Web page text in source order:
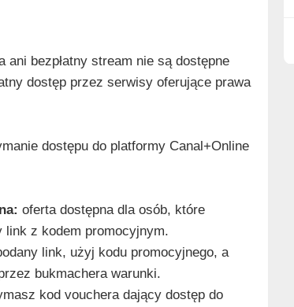
bezpłatny stream nie są dostępne
dostęp przez serwisy oferujące prawa
dostępu do platformy Canal+Online
oferta dostępna dla osób, które
link z kodem promocyjnym.
link, użyj kodu promocyjnego, a
bukmachera warunki.
kod vouchera dający dostęp do